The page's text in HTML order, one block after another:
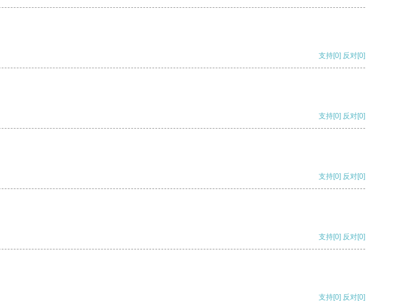
支持[0] 反对[0]
支持[0] 反对[0]
支持[0] 反对[0]
支持[0] 反对[0]
支持[0] 反对[0]